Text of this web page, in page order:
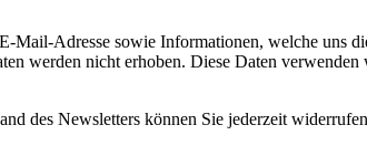
Adresse sowie Informationen, welche uns
werden nicht erhoben. Diese Daten
des Newsletters können Sie jederzeit